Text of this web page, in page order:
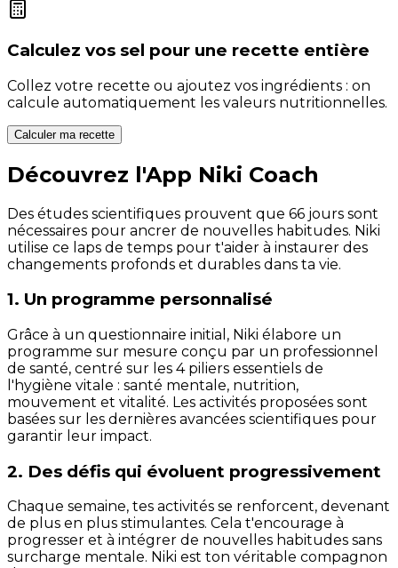
Calculez vos sel pour une recette entière
Collez votre recette ou ajoutez vos ingrédients : on
calcule automatiquement les valeurs nutritionnelles.
Calculer ma recette
Découvrez l'App Niki Coach
Des études scientifiques prouvent que 66 jours sont
nécessaires pour ancrer de nouvelles habitudes. Niki
utilise ce laps de temps pour t'aider à instaurer des
changements profonds et durables dans ta vie.
1. Un programme personnalisé
Grâce à un questionnaire initial, Niki élabore un
programme sur mesure conçu par un professionnel
de santé, centré sur les 4 piliers essentiels de
l'hygiène vitale : santé mentale, nutrition,
mouvement et vitalité. Les activités proposées sont
basées sur les dernières avancées scientifiques pour
garantir leur impact.
2. Des défis qui évoluent progressivement
Chaque semaine, tes activités se renforcent, devenant
de plus en plus stimulantes. Cela t'encourage à
progresser et à intégrer de nouvelles habitudes sans
surcharge mentale. Niki est ton véritable compagnon